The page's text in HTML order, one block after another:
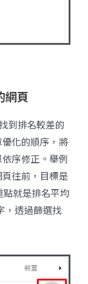
網頁
到排名較差的
化的順序，將
序修正。舉例
往前，目標是
就是排名平均
，透過篩選找